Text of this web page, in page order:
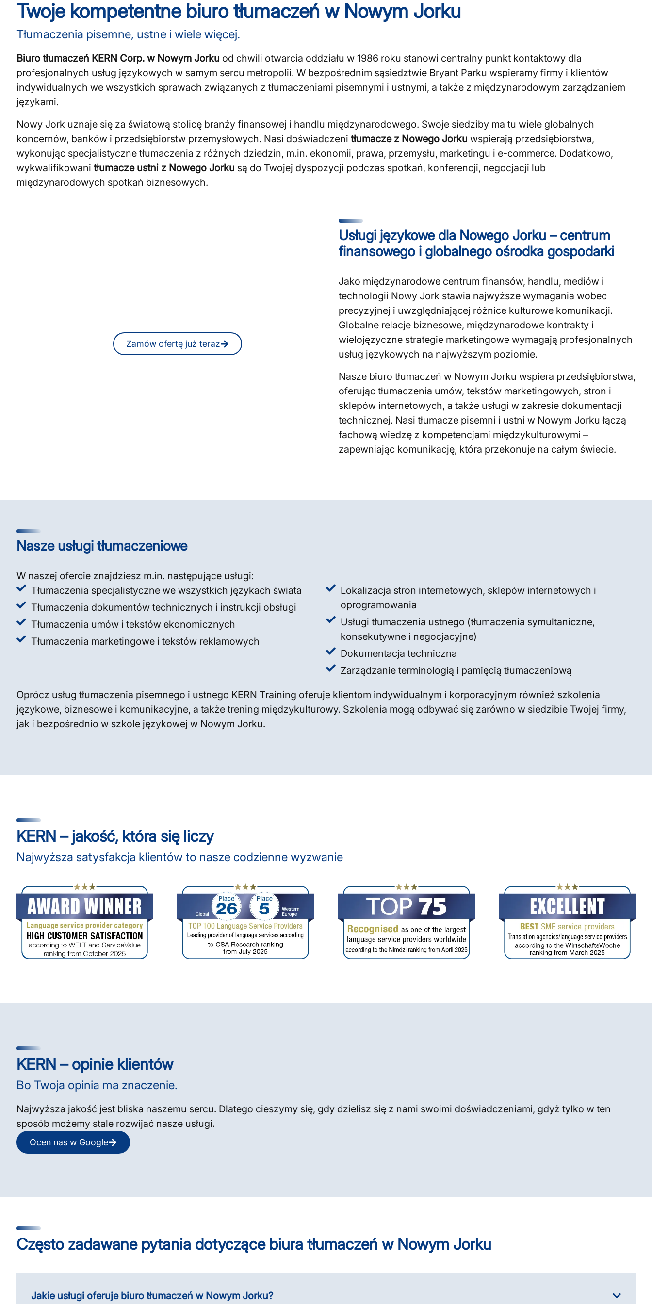
Twoje kompetentne biuro tłumaczeń w Nowym Jorku
Tłumaczenia pisemne, ustne i wiele więcej.
Biuro tłumaczeń KERN Corp. w Nowym Jorku od chwili otwarcia oddziału w 1986 roku stanowi centralny punkt kontaktowy dla
profesjonalnych usług językowych w samym sercu metropolii. W bezpośrednim sąsiedztwie Bryant Parku wspieramy firmy i klientów
indywidualnych we wszystkich sprawach związanych z tłumaczeniami pisemnymi i ustnymi, a także z międzynarodowym zarządzaniem
językami.
Nowy Jork uznaje się za światową stolicę branży finansowej i handlu międzynarodowego. Swoje siedziby ma tu wiele globalnych
koncernów, banków i przedsiębiorstw przemysłowych. Nasi doświadczeni tłumacze z Nowego Jorku wspierają przedsiębiorstwa,
wykonując specjalistyczne tłumaczenia z różnych dziedzin, m.in. ekonomii, prawa, przemysłu, marketingu i e-commerce. Dodatkowo,
wykwalifikowani tłumacze ustni z Nowego Jorku są do Twojej dyspozycji podczas spotkań, konferencji, negocjacji lub
międzynarodowych spotkań biznesowych.
Zamów ofertę już teraz
Usługi językowe dla Nowego Jorku – centrum
finansowego i globalnego ośrodka gospodarki
Jako międzynarodowe centrum finansów, handlu, mediów i
technologii Nowy Jork stawia najwyższe wymagania wobec
precyzyjnej i uwzględniającej różnice kulturowe komunikacji.
Globalne relacje biznesowe, międzynarodowe kontrakty i
wielojęzyczne strategie marketingowe wymagają profesjonalnych
usług językowych na najwyższym poziomie.
Nasze biuro tłumaczeń w Nowym Jorku wspiera przedsiębiorstwa,
oferując tłumaczenia umów, tekstów marketingowych, stron i
sklepów internetowych, a także usługi w zakresie dokumentacji
technicznej. Nasi tłumacze pisemni i ustni w Nowym Jorku łączą
fachową wiedzę z kompetencjami międzykulturowymi –
zapewniając komunikację, która przekonuje na całym świecie.
Nasze usługi tłumaczeniowe
W naszej ofercie znajdziesz m.in. następujące usługi:
Tłumaczenia specjalistyczne we wszystkich językach świata
Tłumaczenia dokumentów technicznych i instrukcji obsługi
Tłumaczenia umów i tekstów ekonomicznych
Tłumaczenia marketingowe i tekstów reklamowych
Lokalizacja stron internetowych, sklepów internetowych i
oprogramowania
Usługi tłumaczenia ustnego (tłumaczenia symultaniczne,
konsekutywne i negocjacyjne)
Dokumentacja techniczna
Zarządzanie terminologią i pamięcią tłumaczeniową
Oprócz usług tłumaczenia pisemnego i ustnego KERN Training oferuje klientom indywidualnym i korporacyjnym również szkolenia
językowe, biznesowe i komunikacyjne, a także trening międzykulturowy. Szkolenia mogą odbywać się zarówno w siedzibie Twojej firmy,
jak i bezpośrednio w szkole językowej w Nowym Jorku.
KERN – jakość, która się liczy
Najwyższa satysfakcja klientów to nasze codzienne wyzwanie
KERN – opinie klientów
Bo Twoja opinia ma znaczenie.
Najwyższa jakość jest bliska naszemu sercu. Dlatego cieszymy się, gdy dzielisz się z nami swoimi doświadczeniami, gdyż tylko w ten
sposób możemy stale rozwijać nasze usługi.
Oceń nas w Google
Często zadawane pytania dotyczące biura tłumaczeń w Nowym Jorku
Jakie usługi oferuje biuro tłumaczeń w Nowym Jorku?